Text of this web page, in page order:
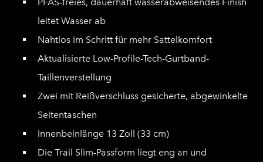
leitet Wasser ab
Nahtlos im Schritt für mehr Sattelkomfort
Aktualisierte Low-Profile-Tech-Gurtband-
Taillenverstellung
Zwei mit Reißverschluss gesicherte, abgewinkelte
Seitentaschen
Innenbeinlänge 13 Zoll (33 cm)
Die Trail Slim-Passform liegt eng an und